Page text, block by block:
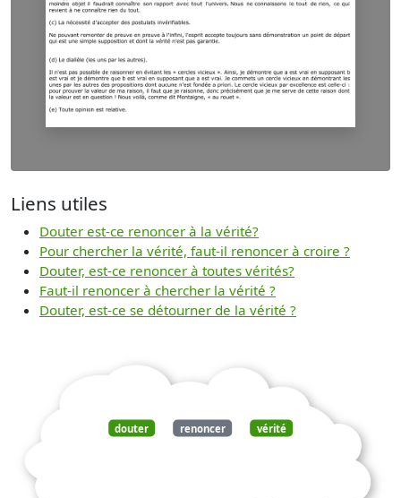
Liens utiles
Douter est-ce renoncer à la vérité?
Pour chercher la vérité, faut-il renoncer à croire ?
Douter, est-ce renoncer à toutes vérités?
Faut-il renoncer à chercher la vérité ?
Douter, est-ce se détourner de la vérité ?
douter renoncer vérité